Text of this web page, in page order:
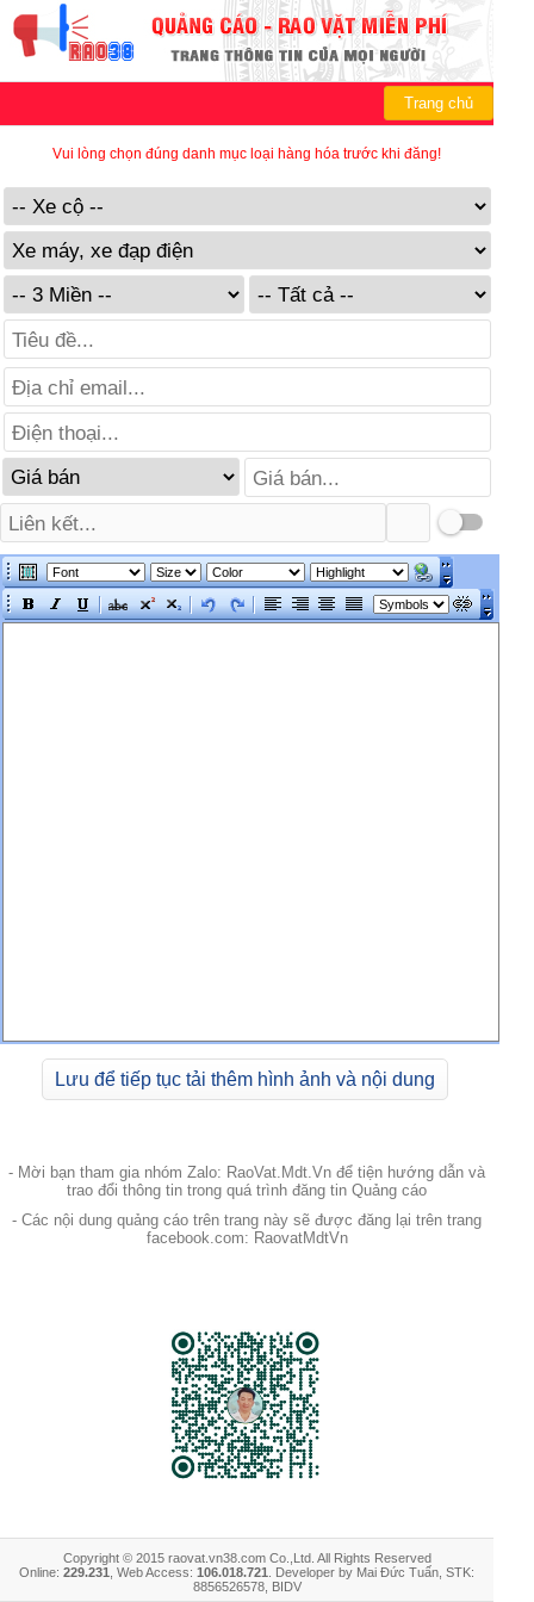
Trang chủ
Vui lòng chọn đúng danh mục loại hàng hóa trước khi đăng!
Lưu để tiếp tục tải thêm hình ảnh và nội dung
- Mời bạn tham gia nhóm Zalo: RaoVat.Mdt.Vn để tiện hướng dẫn và
trao đổi thông tin trong quá trình đăng tin Quảng cáo
- Các nội dung quảng cáo trên trang này sẽ được đăng lại trên trang
facebook.com: RaovatMdtVn
Copyright © 2015 raovat.vn38.com Co.,Ltd. All Rights Reserved
Online: 229.231 , Web Access: 106.018.721 . Developer by Mai Đức Tuấn, STK:
8856526578, BIDV